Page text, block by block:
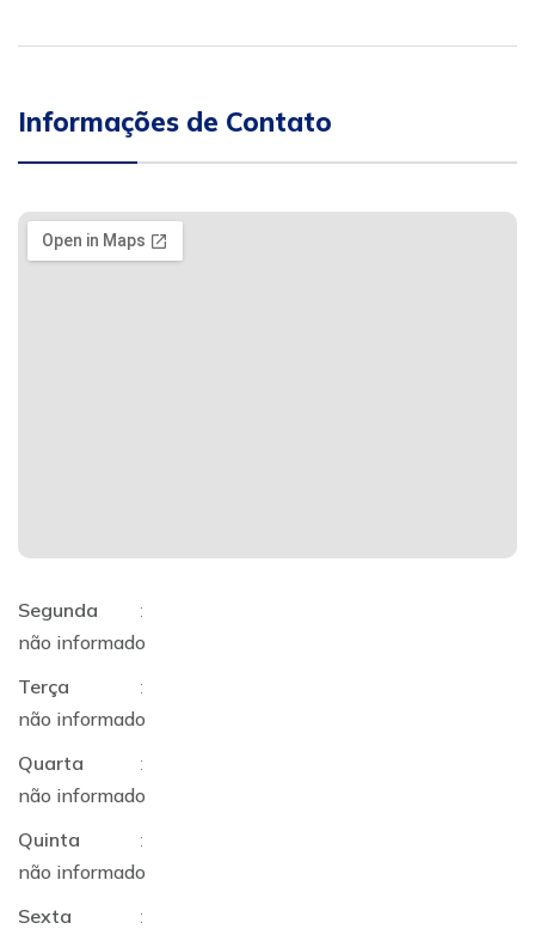
Informações de Contato
Segunda
:
não informado
Terça
:
não informado
Quarta
:
não informado
Quinta
:
não informado
Sexta
: